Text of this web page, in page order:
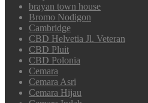
brayan town house
Bromo Nodigon
Cambridge
CBD Helvetia Jl. Veteran
CBD Pluit
CBD Polonia
Cemara
Cemara Asri
Cemara Hijau